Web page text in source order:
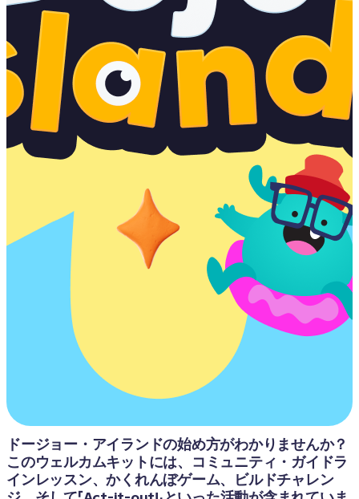
ドージョー・アイランドの始め方がわかりませんか？
このウェルカムキットには、コミュニティ・ガイドラ
インレッスン、かくれんぼゲーム、ビルドチャレン